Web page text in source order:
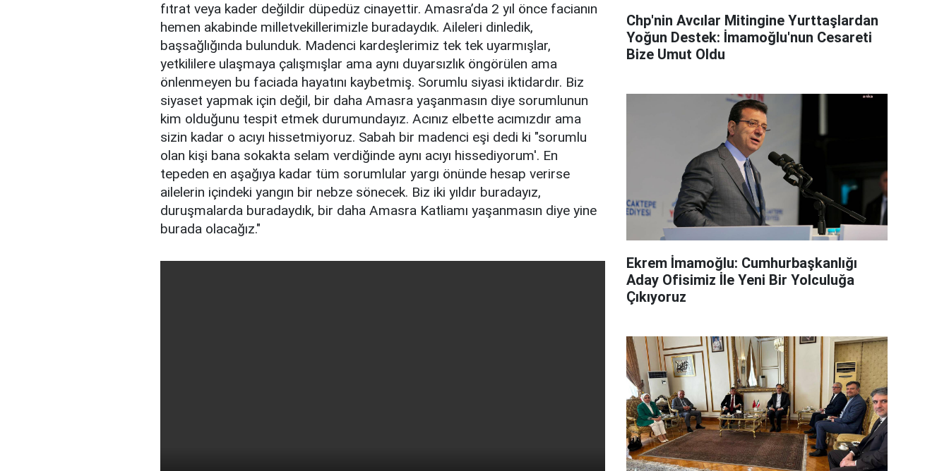
fıtrat veya kader değildir düpedüz cinayettir. Amasra’da 2 yıl önce facianın
hemen akabinde milletvekillerimizle buradaydık. Aileleri dinledik,
başsağlığında bulunduk. Madenci kardeşlerimiz tek tek uyarmışlar,
yetkililere ulaşmaya çalışmışlar ama aynı duyarsızlık öngörülen ama
önlenmeyen bu faciada hayatını kaybetmiş. Sorumlu siyasi iktidardır. Biz
siyaset yapmak için değil, bir daha Amasra yaşanmasın diye sorumlunun
kim olduğunu tespit etmek durumundayız. Acınız elbette acımızdır ama
sizin kadar o acıyı hissetmiyoruz. Sabah bir madenci eşi dedi ki "sorumlu
olan kişi bana sokakta selam verdiğinde aynı acıyı hissediyorum'. En
tepeden en aşağıya kadar tüm sorumlular yargı önünde hesap verirse
ailelerin içindeki yangın bir nebze sönecek. Biz iki yıldır buradayız,
duruşmalarda buradaydık, bir daha Amasra Katliamı yaşanmasın diye yine
burada olacağız."
Chp'nin Avcılar Mitingine Yurttaşlardan
Yoğun Destek: İmamoğlu'nun Cesareti
Bize Umut Oldu
Ekrem İmamoğlu: Cumhurbaşkanlığı
Aday Ofisimiz İle Yeni Bir Yolculuğa
Çıkıyoruz